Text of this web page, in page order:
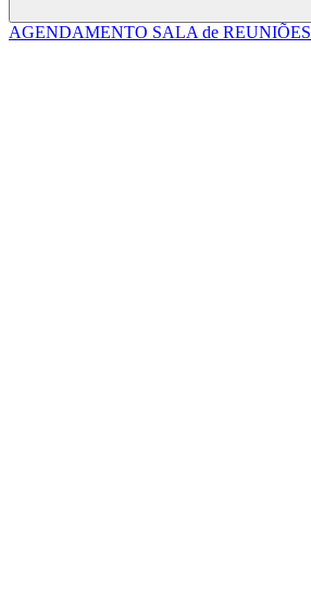
Buscar
AGENDAMENTO SALA de REUNIÕES